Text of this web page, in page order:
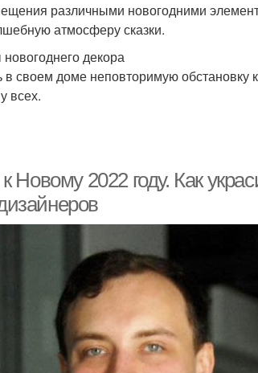
различными новогодними
атмосферу сказки.
декора
в своем доме неповторимую
всех.
Новому 2022 году. Как